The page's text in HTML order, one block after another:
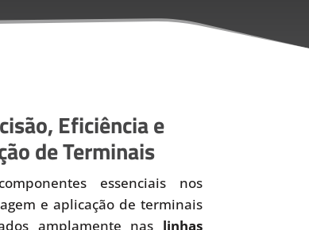
Eficiência e
de Terminais
essenciais nos
e aplicação de terminais
amplamente nas linhas